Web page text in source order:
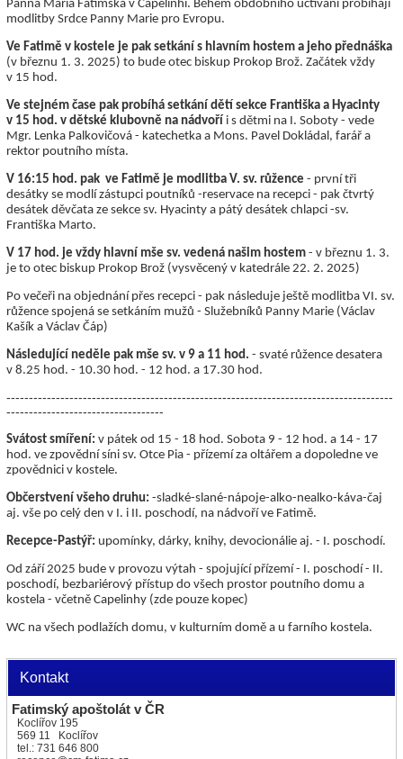
Kontakt
Fatimský apoštolát v ČR
Koclířov 195
569 11 Koclířov
tel.: 731 646 800
Panna Maria Fatimská v Capelinhi. Během obdobního uctívání probíhají
modlitby Srdce Panny Marie pro Evropu.
Ve Fatimě v kostele je pak setkání s hlavním hostem a jeho přednáška
(v březnu 1. 3. 2025) to bude otec biskup Prokop Brož. Začátek vždy
v 15 hod.
Ve stejném čase pak probíhá setkání dětí sekce Františka a Hyacinty
v 15 hod. v dětské klubovně na nádvoří i s dětmi na I. Soboty - vede
Mgr. Lenka Palkovičová - katechetka a Mons. Pavel Dokládal, farář a
rektor poutního místa.
V 16:15 hod. pak ve Fatimě je modlitba V. sv. růžence - první tři
desátky se modlí zástupci poutníků -reservace na recepci - pak čtvrtý
desátek děvčata ze sekce sv. Hyacinty a pátý desátek chlapci -sv.
Františka Marto.
V 17 hod. je vždy hlavní mše sv. vedená našim hostem - v březnu 1. 3.
je to otec biskup Prokop Brož (vysvěcený v katedrále 22. 2. 2025)
Po večeři na objednání přes recepci - pak následuje ještě modlitba VI. sv.
růžence spojená se setkáním mužů - Služebníků Panny Marie (Václav
Kašík a Václav Čáp)
Následující neděle pak mše sv. v 9 a 11 hod. - svaté růžence desatera
v 8.25 hod. - 10.30 hod. - 12 hod. a 17.30 hod.
--------------------------------------------------------------------------------------
-----------------------------------
Svátost smíření: v pátek od 15 - 18 hod. Sobota 9 - 12 hod. a 14 - 17
hod. ve zpovědní síni sv. Otce Pia - přízemí za oltářem a dopoledne ve
zpovědnici v kostele.
Občerstvení všeho druhu: -sladké-slané-nápoje-alko-nealko-káva-čaj
aj. vše po celý den v I. i II. poschodí, na nádvoří ve Fatimě.
Recepce-Pastýř: upomínky, dárky, knihy, devocionálie aj. - I. poschodí.
Od září 2025 bude v provozu výtah - spojující přízemí - I. poschodí - II.
poschodí, bezbariérový přístup do všech prostor poutního domu a
kostela - včetně Capelinhy (zde pouze kopec)
WC na všech podlažích domu, v kulturním domě a u farního kostela.